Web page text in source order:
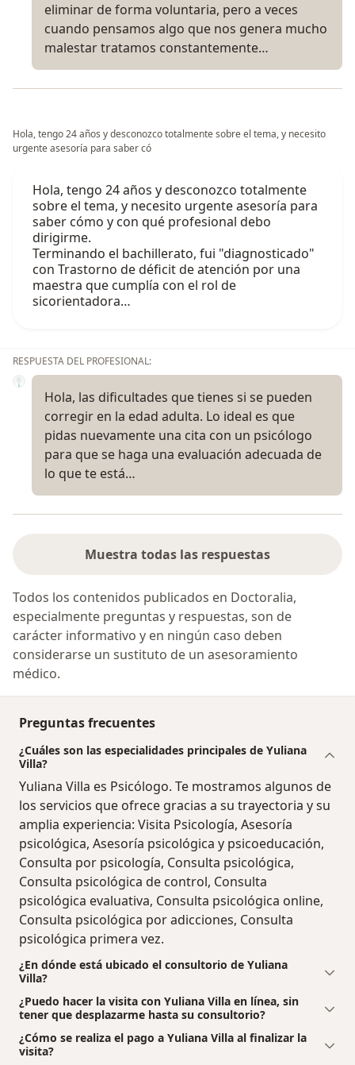
eliminar de forma voluntaria, pero a veces
cuando pensamos algo que nos genera mucho
malestar tratamos constantemente…
Hola, tengo 24 años y desconozco totalmente sobre el tema, y necesito
urgente asesoría para saber có
Hola, tengo 24 años y desconozco totalmente
sobre el tema, y necesito urgente asesoría para
saber cómo y con qué profesional debo
dirigirme.
Terminando el bachillerato, fui "diagnosticado"
con Trastorno de déficit de atención por una
maestra que cumplía con el rol de
sicorientadora…
RESPUESTA DEL PROFESIONAL:
Hola, las dificultades que tienes si se pueden
corregir en la edad adulta. Lo ideal es que
pidas nuevamente una cita con un psicólogo
para que se haga una evaluación adecuada de
lo que te está…
Muestra todas las respuestas
Todos los contenidos publicados en Doctoralia,
especialmente preguntas y respuestas, son de
carácter informativo y en ningún caso deben
considerarse un sustituto de un asesoramiento
médico.
Preguntas frecuentes
¿Cuáles son las especialidades principales de Yuliana
Villa?
Yuliana Villa es Psicólogo. Te mostramos algunos de
los servicios que ofrece gracias a su trayectoria y su
amplia experiencia: Visita Psicología, Asesoría
psicológica, Asesoría psicológica y psicoeducación,
Consulta por psicología, Consulta psicológica,
Consulta psicológica de control, Consulta
psicológica evaluativa, Consulta psicológica online,
Consulta psicológica por adicciones, Consulta
psicológica primera vez.
¿En dónde está ubicado el consultorio de Yuliana
Villa?
¿Puedo hacer la visita con Yuliana Villa en línea, sin
tener que desplazarme hasta su consultorio?
¿Cómo se realiza el pago a Yuliana Villa al finalizar la
visita?